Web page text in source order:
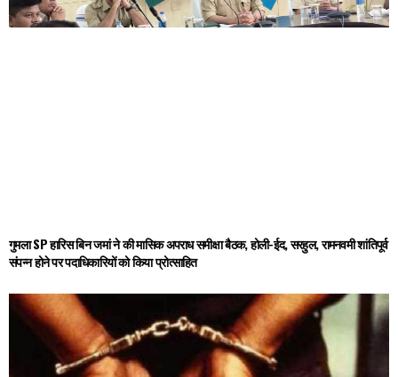
गुमला SP हारिस बिन जमां ने की मासिक अपराध समीक्षा बैठक, होली-ईद, सरहुल, रामनवमी शांतिपूर्व
संपन्न होने पर पदाधिकारियों को किया प्रोत्साहित